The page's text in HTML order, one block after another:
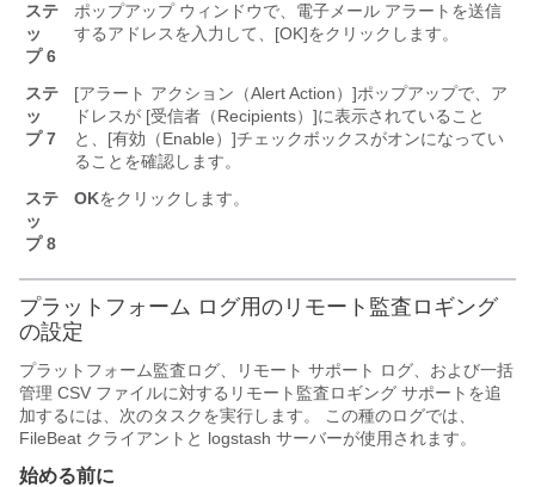
ステ
ッ
プ 6
ポップアップ ウィンドウで、電子メール アラートを送信
するアドレスを入力して、[OK]をクリックします。
ステ
ッ
プ 7
[アラート アクション（Alert Action）]ポップアップで、ア
ドレスが [受信者（Recipients）]に表示されていること
と、[有効（Enable）]チェックボックスがオンになってい
ることを確認します。
ステ
ッ
プ 8
OKをクリックします。
プラットフォーム ログ用のリモート監査ロギング
の設定
プラットフォーム監査ログ、リモート サポート ログ、および一括
管理 CSV ファイルに対するリモート監査ロギング サポートを追
加するには、次のタスクを実行します。 この種のログでは、
FileBeat クライアントと logstash サーバーが使用されます。
始める前に